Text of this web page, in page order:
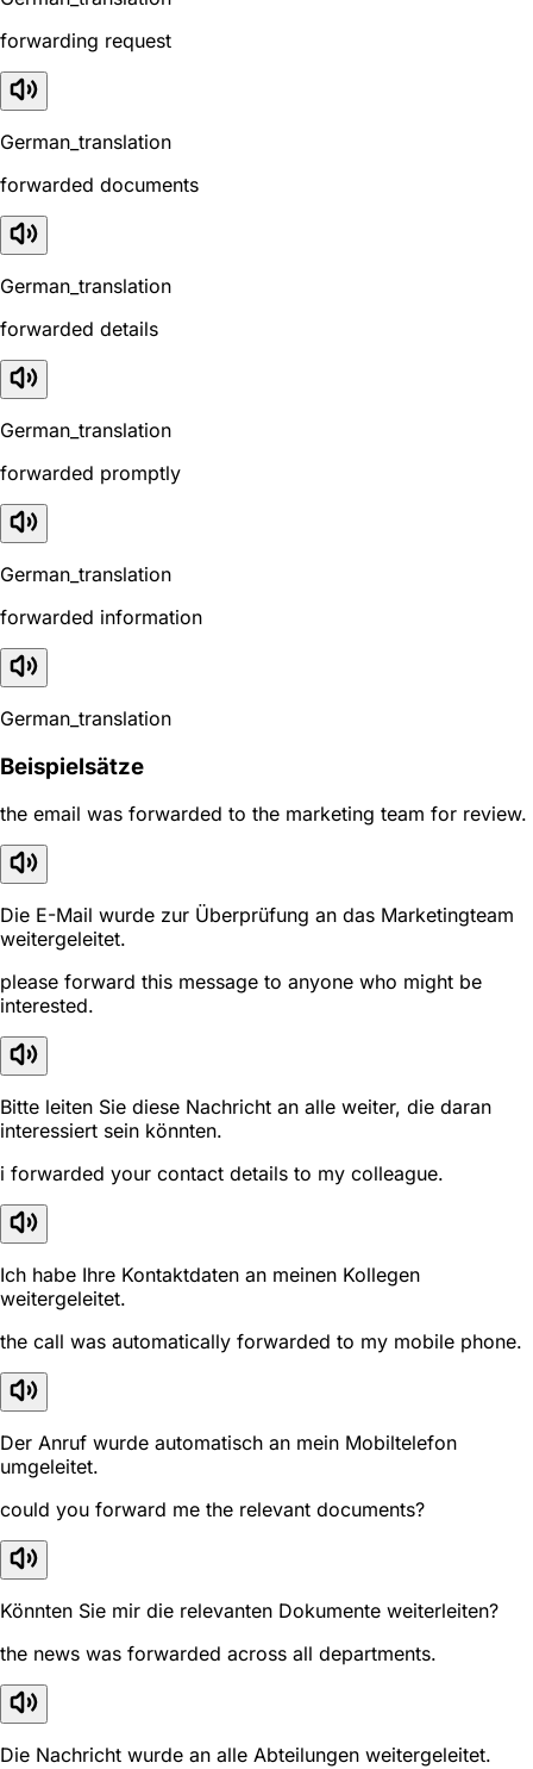
forwarding request
German_translation
forwarded documents
German_translation
forwarded details
German_translation
forwarded promptly
German_translation
forwarded information
German_translation
Beispielsätze
the email was forwarded to the marketing team for review.
Die E-Mail wurde zur Überprüfung an das Marketingteam
weitergeleitet.
please forward this message to anyone who might be
interested.
Bitte leiten Sie diese Nachricht an alle weiter, die daran
interessiert sein könnten.
i forwarded your contact details to my colleague.
Ich habe Ihre Kontaktdaten an meinen Kollegen
weitergeleitet.
the call was automatically forwarded to my mobile phone.
Der Anruf wurde automatisch an mein Mobiltelefon
umgeleitet.
could you forward me the relevant documents?
Könnten Sie mir die relevanten Dokumente weiterleiten?
the news was forwarded across all departments.
Die Nachricht wurde an alle Abteilungen weitergeleitet.